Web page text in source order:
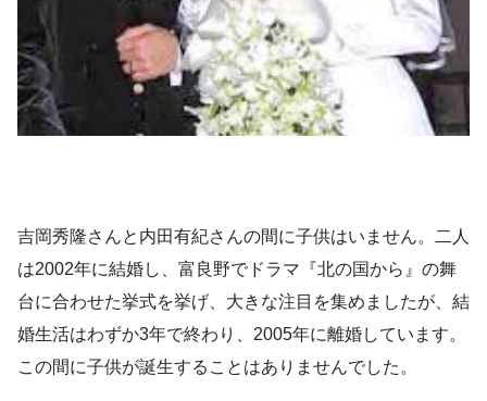
吉岡秀隆さんと内田有紀さんの間に子供はいません。二人
は2002年に結婚し、富良野でドラマ『北の国から』の舞
台に合わせた挙式を挙げ、大きな注目を集めましたが、結
婚生活はわずか3年で終わり、2005年に離婚しています。
この間に子供が誕生することはありませんでした。